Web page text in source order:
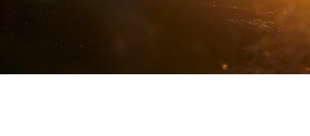
試乗リクエ
オンライン